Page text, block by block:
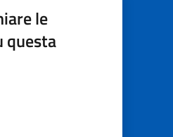
le
questa